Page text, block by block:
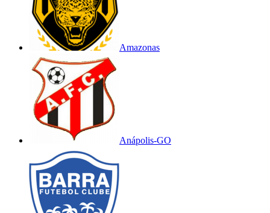
Amazonas
Anápolis-GO